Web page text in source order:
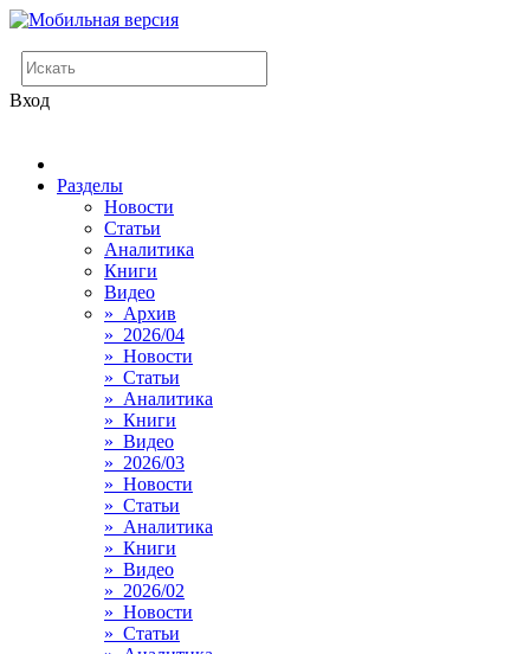
Вход
Разделы
Новости
Статьи
Аналитика
Книги
Видео
» Архив
» 2026/04
» Новости
» Статьи
» Аналитика
» Книги
» Видео
» 2026/03
» Новости
» Статьи
» Аналитика
» Книги
» Видео
» 2026/02
» Новости
» Статьи